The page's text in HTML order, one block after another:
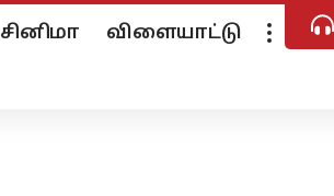
சினிமா விளையாட்டு